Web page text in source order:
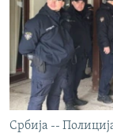
Србија --